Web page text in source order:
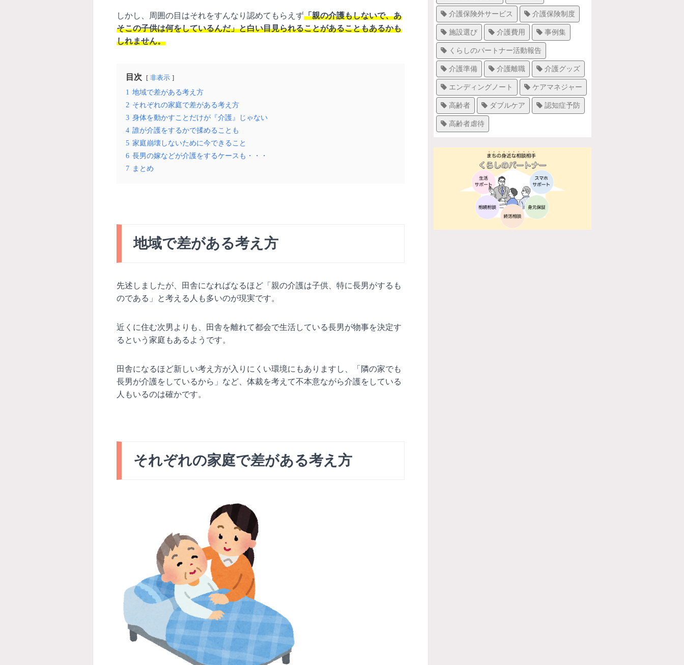
しかし、周囲の目はそれをすんなり認めてもらえず「親の介護もしないで、あ
そこの子供は何をしているんだ」と白い目見られることがあることもあるかも
しれません。
目次 非表示
1 地域で差がある考え方
2 それぞれの家庭で差がある考え方
3 身体を動かすことだけが『介護』じゃない
4 誰が介護をするかで揉めることも
5 家庭崩壊しないために今できること
6 長男の嫁などが介護をするケースも・・・
7 まとめ
地域で差がある考え方
先述しましたが、田舎になればなるほど「親の介護は子供、特に長男がするも
のである」と考える人も多いのが現実です。
近くに住む次男よりも、田舎を離れて都会で生活している長男が物事を決定す
るという家庭もあるようです。
田舎になるほど新しい考え方が入りにくい環境にもありますし、「隣の家でも
長男が介護をしているから」など、体裁を考えて不本意ながら介護をしている
人もいるのは確かです。
それぞれの家庭で差がある考え方
介護保険外サービス 介護保険制度
施設選び 介護費用 事例集
くらしのパートナー活動報告
介護準備 介護離職 介護グッズ
エンディングノート ケアマネジャー
高齢者 ダブルケア 認知症予防
高齢者虐待